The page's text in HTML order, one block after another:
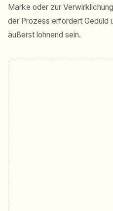
Marke oder zur
der Prozess erfordert Geduld
äußerst lohnend sein.